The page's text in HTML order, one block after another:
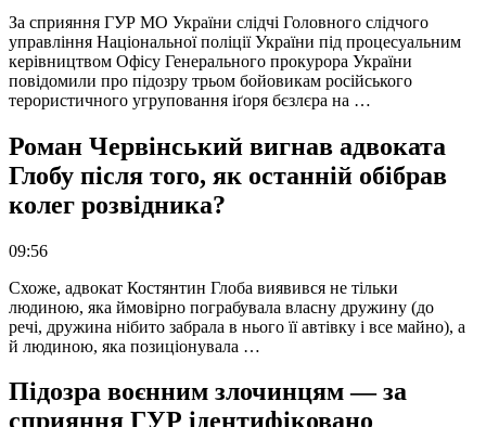
За сприяння ГУР МО України слідчі Головного слідчого
управління Національної поліції України під процесуальним
керівництвом Офісу Генерального прокурора України
повідомили про підозру трьом бойовикам російського
терористичного угруповання іґоря бєзлєра на …
Роман Червінський вигнав адвоката
Глобу після того, як останній обібрав
колег розвідника?
09:56
Схоже, адвокат Костянтин Глоба виявився не тільки
людиною, яка ймовірно пограбувала власну дружину (до
речі, дружина нібито забрала в нього її автівку і все майно), а
й людиною, яка позиціонувала …
Підозра воєнним злочинцям — за
сприяння ГУР ідентифіковано